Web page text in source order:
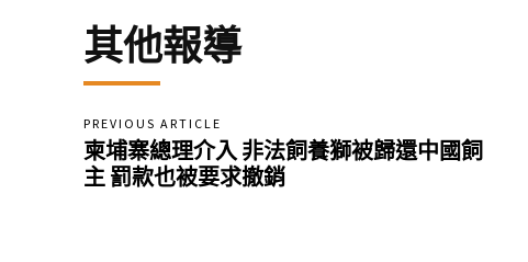
其他報導
PREVIOUS ARTICLE
柬埔寨總理介入 非法飼養獅被歸還中國飼
主 罰款也被要求撤銷